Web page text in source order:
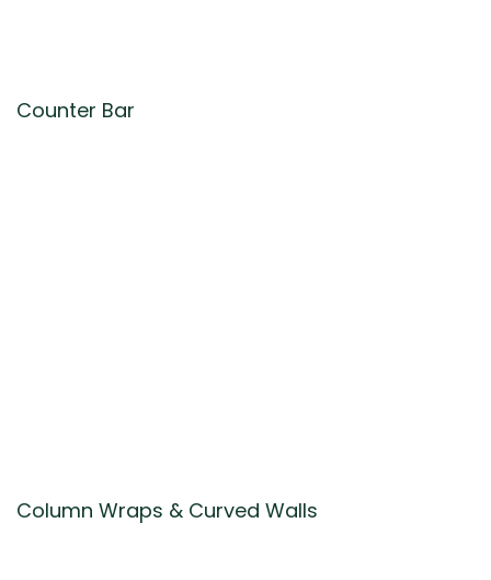
Counter Bar
Column Wraps & Curved Walls